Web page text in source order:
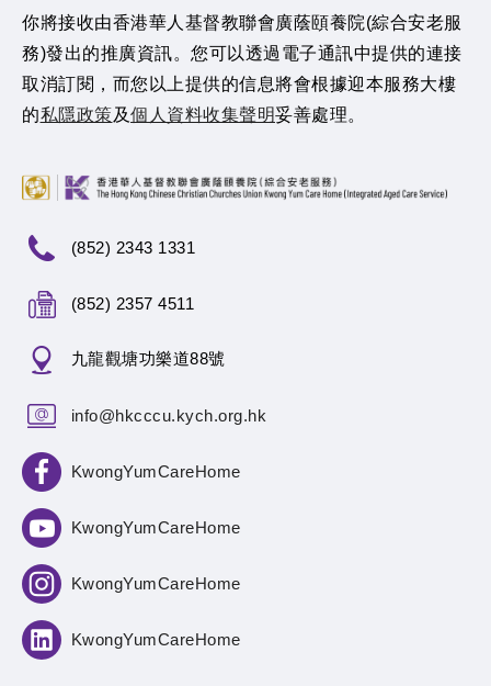
你將接收由香港華人基督教聯會廣蔭頤養院(綜合安老服
務)發出的推廣資訊。您可以透過電子通訊中提供的連接
取消訂閱，而您以上提供的信息將會根據迎本服務大樓
的私隱政策及個人資料收集聲明妥善處理。
(852) 2343 1331
(852) 2357 4511
九龍觀塘功樂道88號
info@hkcccu.kych.org.hk
KwongYumCareHome
KwongYumCareHome
KwongYumCareHome
KwongYumCareHome